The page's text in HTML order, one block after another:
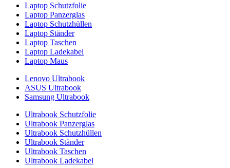
Laptop Schutzfolie
Laptop Panzerglas
Laptop Schutzhüllen
Laptop Ständer
Laptop Taschen
Laptop Ladekabel
Laptop Maus
Lenovo Ultrabook
ASUS Ultrabook
Samsung Ultrabook
Ultrabook Schutzfolie
Ultrabook Panzerglas
Ultrabook Schutzhüllen
Ultrabook Ständer
Ultrabook Taschen
Ultrabook Ladekabel